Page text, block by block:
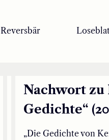
Reversbär
Nachwort zu
Gedichte“
„Die Gedichte von